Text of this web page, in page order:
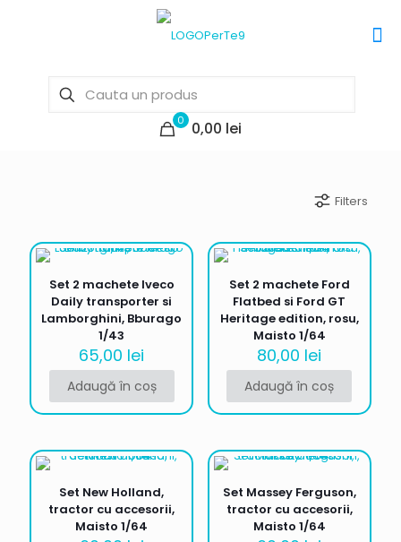
0 0,00 lei
Filters
Set 2 machete Iveco
Daily transporter si
Lamborghini, Bburago
1/43
65,00 lei
Adaugă în coș
Set 2 machete Ford
Flatbed si Ford GT
Heritage edition, rosu,
Maisto 1/64
80,00 lei
Adaugă în coș
Set New Holland,
tractor cu accesorii,
Maisto 1/64
Set Massey Ferguson,
tractor cu accesorii,
Maisto 1/64